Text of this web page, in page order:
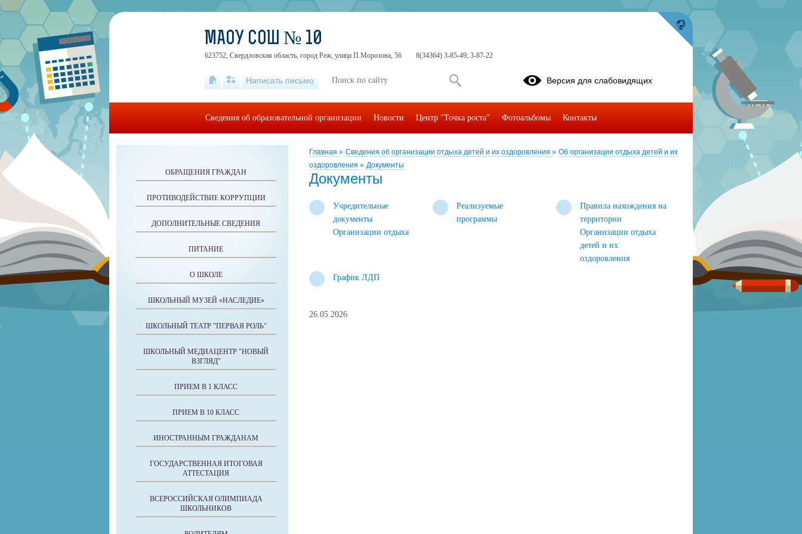
Главная » Сведения об организации отдыха детей и их оздоровления » Об организации отдыха детей и их
оздоровления » Документы
Документы
Учредительные
документы
Организации отдыха
Реализуемые
программы
Правила нахождения на
территории
Организации отдыха
детей и их
оздоровления
График ЛДП
26.05.2026
ОБРАЩЕНИЯ ГРАЖДАН
ПРОТИВОДЕЙСТВИЕ КОРРУПЦИИ
ДОПОЛНИТЕЛЬНЫЕ СВЕДЕНИЯ
ПИТАНИЕ
О ШКОЛЕ
ШКОЛЬНЫЙ МУЗЕЙ «НАСЛЕДИЕ»
ШКОЛЬНЫЙ ТЕАТР "ПЕРВАЯ РОЛЬ"
ШКОЛЬНЫЙ МЕДИАЦЕНТР "НОВЫЙ
ВЗГЛЯД"
ПРИЕМ В 1 КЛАСС
ПРИЕМ В 10 КЛАСС
ИНОСТРАННЫМ ГРАЖДАНАМ
ГОСУДАРСТВЕННАЯ ИТОГОВАЯ
АТТЕСТАЦИЯ
ВСЕРОССИЙСКАЯ ОЛИМПИАДА
ШКОЛЬНИКОВ
МАОУ СОШ № 10
623752, Свердловская область, город Реж, улица П.Морозова, 56 8(34364) 3-85-49, 3-87-22
Написать письмо Версия для слабовидящих
Сведения об образовательной организации Новости Центр "Точка роста" Фотоальбомы Контакты